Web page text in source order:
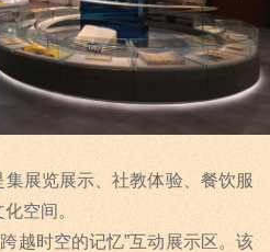
集展览展示、社教体验、餐饮服
空间。
跨越时空的记忆”互动展示区。该